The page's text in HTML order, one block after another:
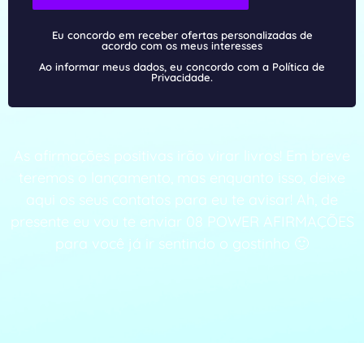
Eu concordo em receber ofertas personalizadas de
acordo com os meus interesses
Ao informar meus dados, eu concordo com a Política de
Privacidade.
As afirmações positivas irão virar livros! Em breve
teremos o lançamento, mas enquanto isso, deixe
aqui os seus contatos para eu te avisar! Ah, de
presente eu vou te enviar 08 POWER AFIRMAÇÕES
para você já ir sentindo o gostinho 🙂